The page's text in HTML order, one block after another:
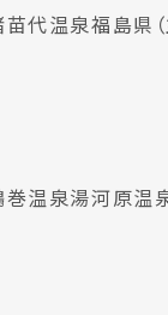
苗代温泉福島県
巻温泉湯河原温